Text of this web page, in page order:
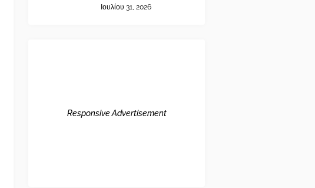
Ιουλίου 31, 2026
Responsive Advertisement